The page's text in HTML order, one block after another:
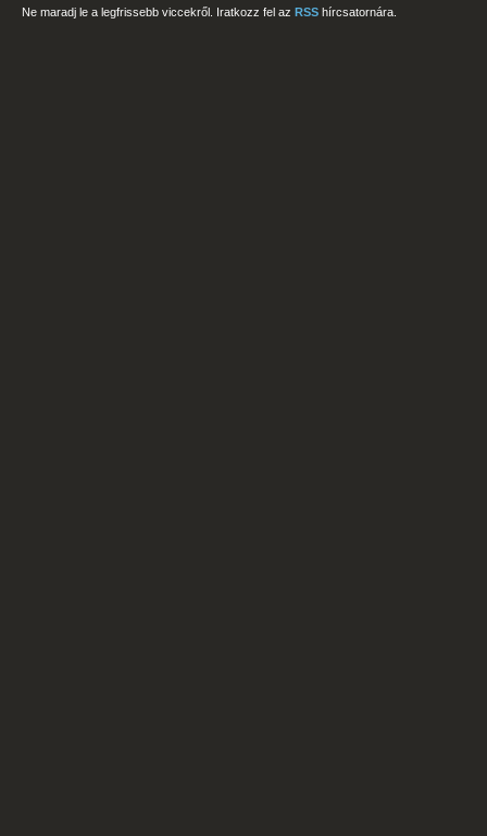
Ne maradj le a legfrissebb viccekről. Iratkozz fel az RSS hírcsatornára.